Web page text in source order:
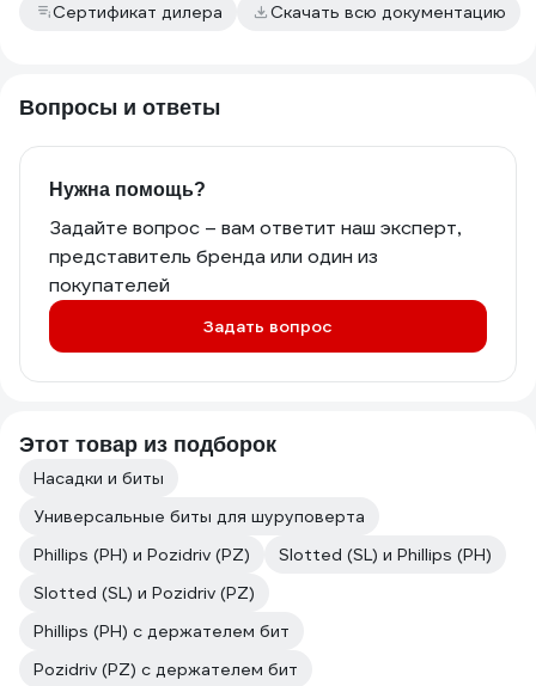
Сертификат дилера Скачать всю документацию
Вопросы и ответы
Нужна помощь?
Задайте вопрос – вам ответит наш эксперт,
представитель бренда или один из
покупателей
Задать вопрос
Этот товар из подборок
Насадки и биты
Универсальные биты для шуруповерта
Phillips (PH) и Pozidriv (PZ)
Slotted (SL) и Phillips (PH)
Slotted (SL) и Pozidriv (PZ)
Phillips (PH) с держателем бит
Pozidriv (PZ) с держателем бит